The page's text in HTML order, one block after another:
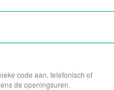
code aan, telefonisch of
de openingsuren.